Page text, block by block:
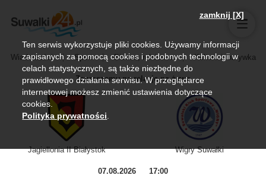
Wiadomości Sport Biznes, rolnictwo Kultura i rozrywka
Zapraszamy na relację na żywo
Jagiellonia II Białystok Wigry Suwałki
07.08.2026 17:00
zamknij [X]
Ten serwis wykorzystuje pliki cookies. Używamy informacji
zapisanych za pomocą cookies i podobnych technologii w
celach statystycznych, są także niezbędne do
prawidłowego działania serwisu. W przeglądarce
internetowej możesz zmienić ustawienia dotyczące
cookies.
Polityka prywatności